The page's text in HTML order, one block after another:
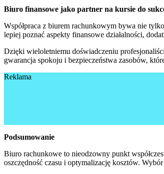
Biuro finansowe jako partner na kursie do
Współpraca z biurem rachunkowym bywa nie
lepiej poznać aspekty finansowe działalności,
Dzięki wieloletniemu doświadczeniu
gwarancja spokoju i bezpieczeństwa zasobów,
Reklama
Podsumowanie
Biuro rachunkowe to nieodzowny punkt
oszczędność czasu i optymalizację kosztów.